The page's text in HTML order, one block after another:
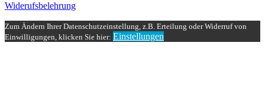
Widerufsbelehrung
Zum Ändern Ihrer Datenschutzeinstellung, z.B. Erteilung oder Widerruf von
Einwilligungen, klicken Sie hier: Einstellungen